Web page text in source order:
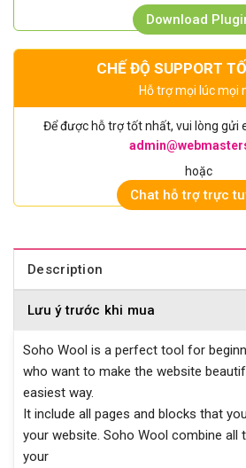
Download
CHẾ ĐỘ SUPPORT
Hỗ trợ mọi lúc mọi
Để được hỗ trợ tốt nhất, vui lòng gửi
hoặc
Chat hỗ trợ trực
Description
Lưu ý trước khi mua
Soho Wool is a perfect tool for
who want to make the website
easiest way.
It include all pages and blocks that
your website. Soho Wool combine
your